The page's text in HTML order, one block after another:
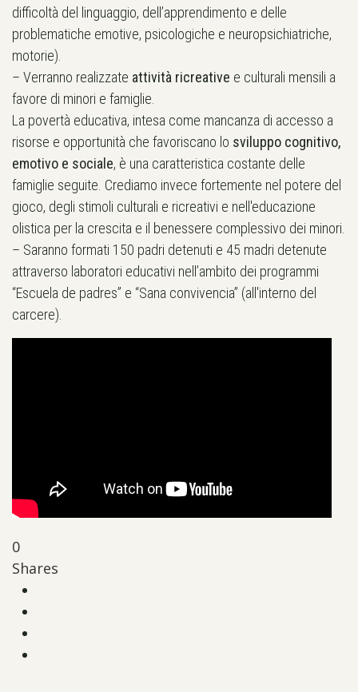
difficoltà del linguaggio, dell’apprendimento e delle
problematiche emotive, psicologiche e neuropsichiatriche,
motorie).
– Verranno realizzate attività ricreative e culturali mensili a
favore di minori e famiglie.
La povertà educativa, intesa come mancanza di accesso a
risorse e opportunità che favoriscano lo sviluppo cognitivo,
emotivo e sociale, è una caratteristica costante delle
famiglie seguite. Crediamo invece fortemente nel potere del
gioco, degli stimoli culturali e ricreativi e nell'educazione
olistica per la crescita e il benessere complessivo dei minori.
– Saranno formati 150 padri detenuti e 45 madri detenute
attraverso laboratori educativi nell’ambito dei programmi
“Escuela de padres” e “Sana convivencia” (all'interno del
carcere).
0
Shares